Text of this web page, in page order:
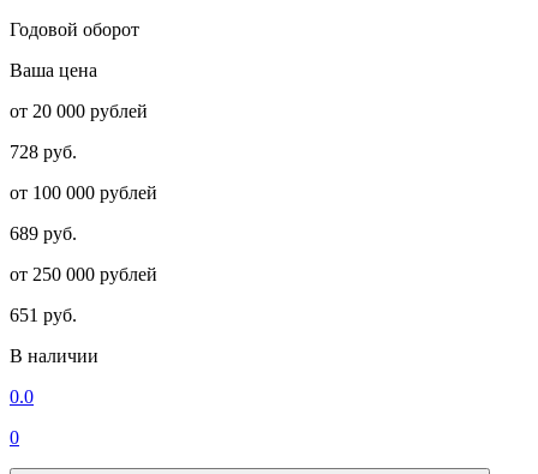
Годовой оборот
Ваша цена
от 20 000 рублей
728 руб.
от 100 000 рублей
689 руб.
от 250 000 рублей
651 руб.
В наличии
0.0
0